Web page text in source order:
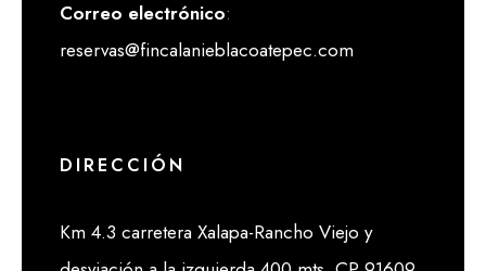
Correo electrónico:
reservas@fincalanieblacoatepec.com
DIRECCIÓN
Km 4.3 carretera Xalapa-Rancho Viejo y